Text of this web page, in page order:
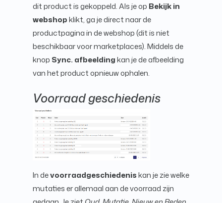
dit product is gekoppeld. Als je op Bekijk in
webshopklikt, ga je direct naar de
productpagina in de webshop (dit is niet
beschikbaar voor marketplaces). Middels de
knop Sync. afbeeldingkan je de afbeelding
van het product opnieuw ophalen.
Voorraad geschiedenis
In devoorraadgeschiedeniskan je zie welke
mutaties er allemaal aan de voorraad zijn